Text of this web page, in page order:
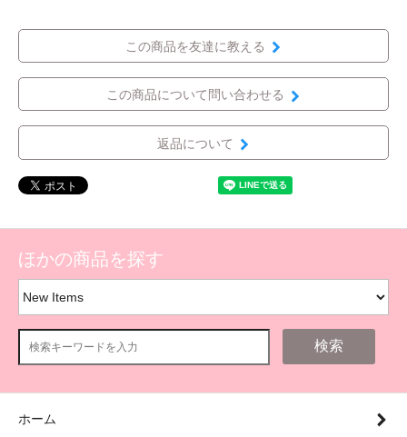
この商品を友達に教える
この商品について問い合わせる
返品について
ほかの商品を探す
検索
ホーム